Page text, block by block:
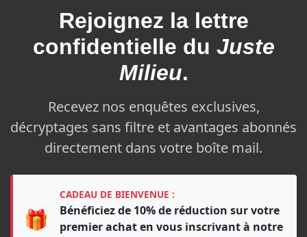
Rejoignez la lettre
confidentielle du Juste
Milieu.
Recevez nos enquêtes exclusives,
décryptages sans filtre et avantages abonnés
directement dans votre boîte mail.
🎁
CADEAU DE BIENVENUE :
Bénéficiez de 10% de réduction sur votre
premier achat en vous inscrivant à notre